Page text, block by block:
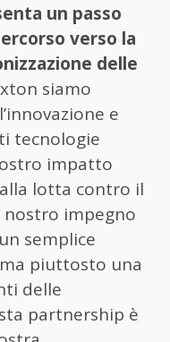
un passo
verso la
delle
siamo
e
tecnologie
impatto
lotta contro il
impegno
semplice
piuttosto una
delle
partnership è